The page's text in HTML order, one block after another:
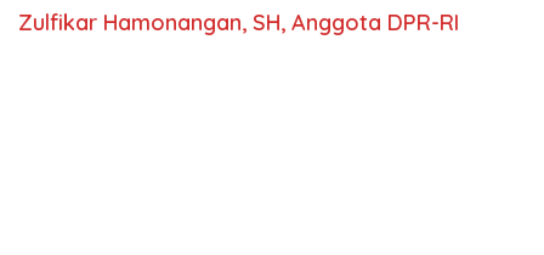
Zulfikar Hamonangan, SH, Anggota DPR-RI